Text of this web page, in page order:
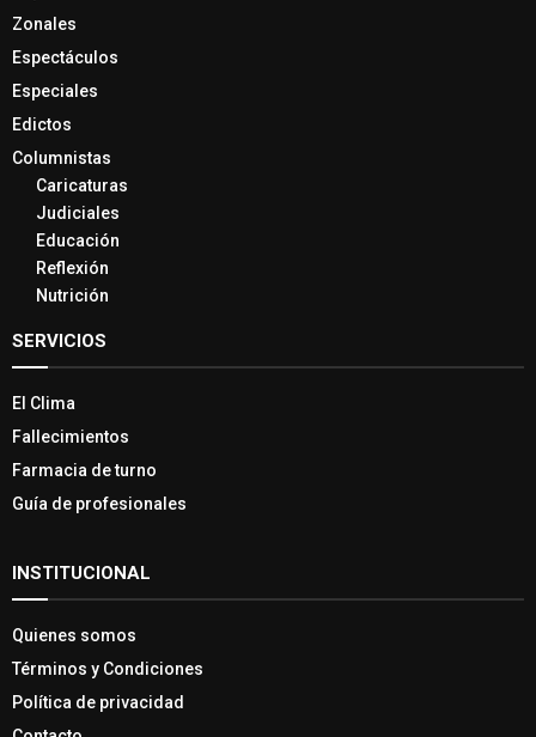
Zonales
Espectáculos
Especiales
Edictos
Columnistas
Caricaturas
Judiciales
Educación
Reflexión
Nutrición
SERVICIOS
El Clima
Fallecimientos
Farmacia de turno
Guía de profesionales
INSTITUCIONAL
Quienes somos
Términos y Condiciones
Política de privacidad